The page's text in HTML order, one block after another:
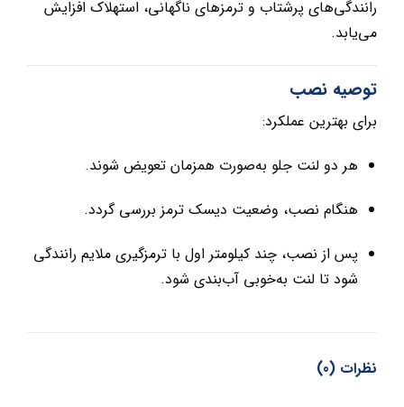
رانندگی‌های پرشتاب و ترمزهای ناگهانی، استهلاک افزایش
می‌یابد.
توصیه نصب
برای بهترین عملکرد:
هر دو لنت جلو به‌صورت همزمان تعویض شوند.
هنگام نصب، وضعیت دیسک ترمز بررسی گردد.
پس از نصب، چند کیلومتر اول با ترمزگیری ملایم رانندگی
شود تا لنت به‌خوبی آب‌بندی شود.
نظرات (0)